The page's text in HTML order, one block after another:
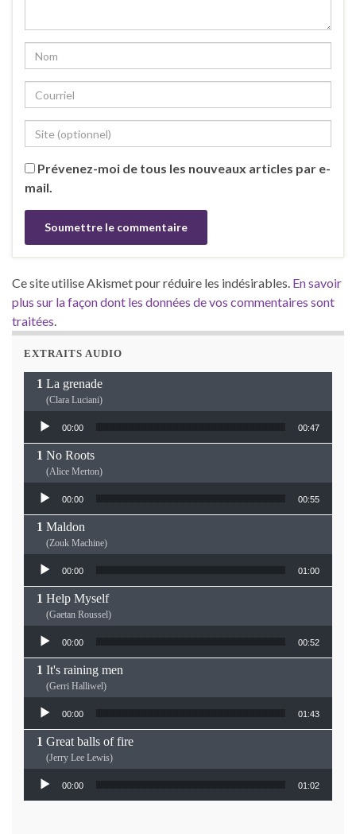
Prévenez-moi de tous les nouveaux articles par e-
mail.
Ce site utilise Akismet pour réduire les indésirables. En savoir
plus sur la façon dont les données de vos commentaires sont
traitées.
EXTRAITS AUDIO
La grenade
(Clara Luciani)
Lecteur audio
00:00 00:47
No Roots
(Alice Merton)
Lecteur audio
00:00 00:55
Maldon
(Zouk Machine)
Lecteur audio
00:00 01:00
Help Myself
(Gaetan Roussel)
Lecteur audio
00:00 00:52
It's raining men
(Gerri Halliwel)
Lecteur audio
00:00 01:43
Great balls of fire
(Jerry Lee Lewis)
Lecteur audio
00:00 01:02